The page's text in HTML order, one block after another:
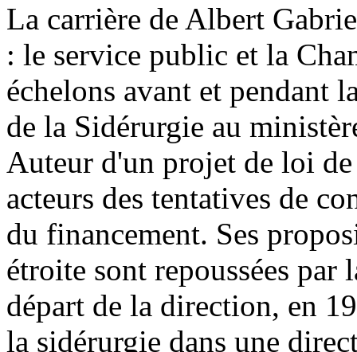
La carrière de Albert
: le service public et la
échelons avant et pendant
de la Sidérurgie au
Auteur d'un projet de loi
acteurs des tentatives de
du financement. Ses
étroite sont repoussées par
départ de la direction, en
la sidérurgie dans une